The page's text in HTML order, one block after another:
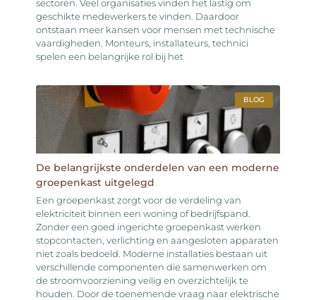
sectoren. Veel organisaties vinden het lastig om
geschikte medewerkers te vinden. Daardoor
ontstaan meer kansen voor mensen met technische
vaardigheden. Monteurs, installateurs, technici
spelen een belangrijke rol bij het
BLOG
De belangrijkste onderdelen van een moderne
groepenkast uitgelegd
Een groepenkast zorgt voor de verdeling van
elektriciteit binnen een woning of bedrijfspand.
Zonder een goed ingerichte groepenkast werken
stopcontacten, verlichting en aangesloten apparaten
niet zoals bedoeld. Moderne installaties bestaan uit
verschillende componenten die samenwerken om
de stroomvoorziening veilig en overzichtelijk te
houden. Door de toenemende vraag naar elektrische